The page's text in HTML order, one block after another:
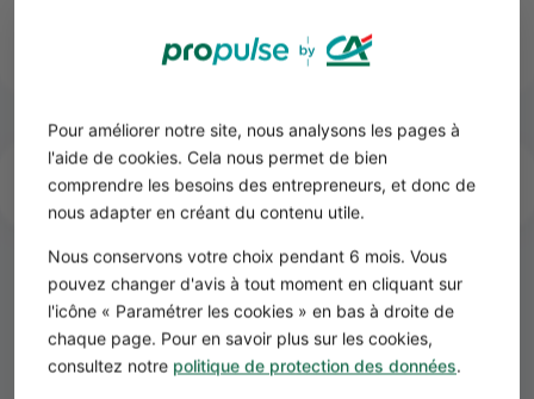
Pour améliorer notre site, nous analysons les pages à
l'aide de cookies. Cela nous permet de bien
comprendre les besoins des entrepreneurs, et donc de
nous adapter en créant du contenu utile.
Nous conservons votre choix pendant 6 mois. Vous
pouvez changer d'avis à tout moment en cliquant sur
l'icône « Paramétrer les cookies » en bas à droite de
chaque page. Pour en savoir plus sur les cookies,
consultez notre politique de protection des données.
Sources
Source juridique :
Article L 422-2 du Code de commerce
Résumer avec ChatGPT
Partager :